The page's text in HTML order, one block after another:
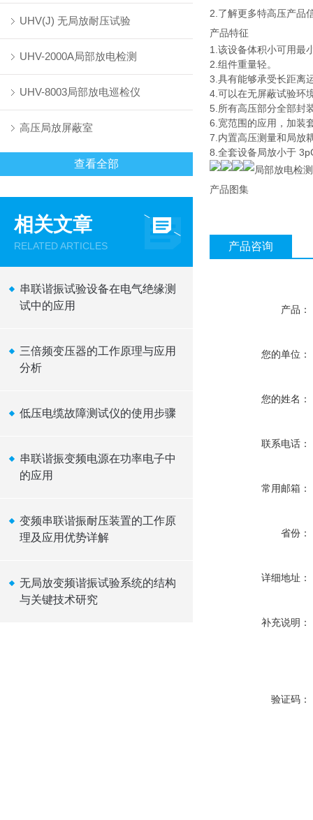
UHV(J) 无局放耐压试验
UHV-2000A局部放电检测
UHV-8003局部放电巡检仪
高压局放屏蔽室
查看全部
相关文章
RELATED ARTICLES
串联谐振试验设备在电气绝缘测
试中的应用
三倍频变压器的工作原理与应用
分析
低压电缆故障测试仪的使用步骤
串联谐振变频电源在功率电子中
的应用
变频串联谐振耐压装置的工作原
理及应用优势详解
无局放变频谐振试验系统的结构
与关键技术研究
2.了解更多特高压产品
产品特征
1.该设备体积小可用最
2.组件重量轻。
3.具有能够承受长距离
4.可以在无屏蔽试验环
5.所有高压部分全部封
6.宽范围的应用，加装
7.内置高压测量和局放
8.全套设备局放小于
产品图集
产品咨询
产品：
您的单位：
您的姓名：
联系电话：
常用邮箱：
省份：
详细地址：
补充说明：
验证码：